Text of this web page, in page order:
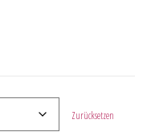
Zurücksetzen